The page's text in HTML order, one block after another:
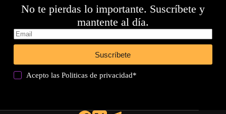
No te pierdas lo importante. Suscríbete y
mantente al día.
Suscríbete
Acepto lasPoliticas de privacidad*